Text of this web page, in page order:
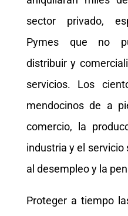
sector privado,
Pymes que no
distribuir y
servicios. Los
mendocinos de a
comercio, la
industria y el
al desempleo y la
Proteger a tiempo